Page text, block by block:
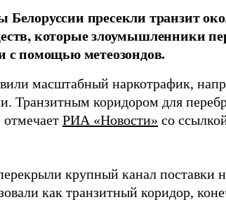
пресекли транзит
которые злоумышленники
помощью метеозондов.
масштабный наркотрафик,
Транзитным коридором для
отмечает РИА «Новости» со
крупный канал поставки
как транзитный коридор,